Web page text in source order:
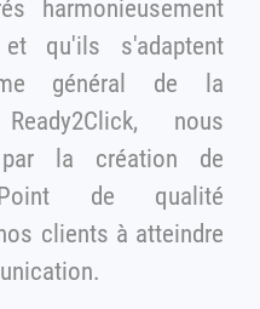
harmonieusement
de la
nous
de
de qualité